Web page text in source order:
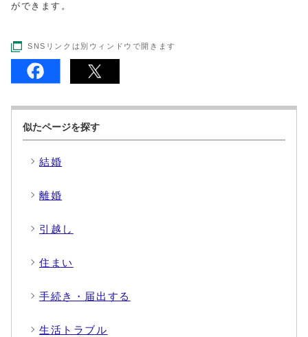
ができます。
SNSリンクは別ウィンドウで開きます
似たページを探す
結婚
離婚
引越し
住まい
手続き・届出する
生活トラブル